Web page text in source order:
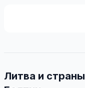
Литва и страны